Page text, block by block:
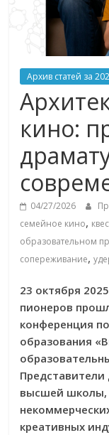
Архив статей за
кино:
04/27/2026
семейное кино,
образовательном
сопереживание,
23 октября
пионеров
конференция
образования
высшей школы,
креативных